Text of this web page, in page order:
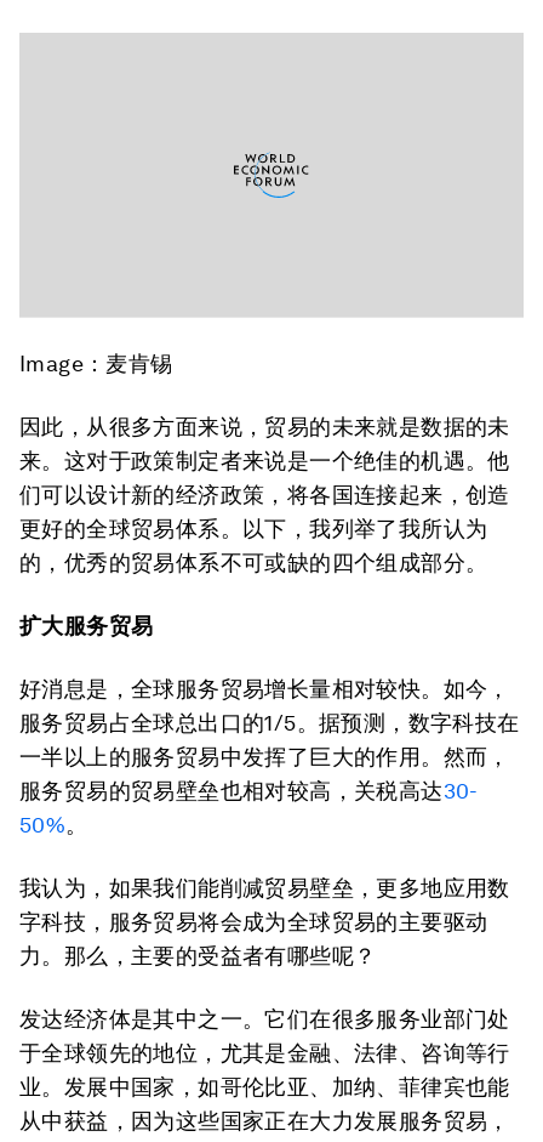
Image：麦肯锡
因此，从很多方面来说，贸易的未来就是数据的未
来。这对于政策制定者来说是一个绝佳的机遇。他
们可以设计新的经济政策，将各国连接起来，创造
更好的全球贸易体系。以下，我列举了我所认为
的，优秀的贸易体系不可或缺的四个组成部分。
扩大服务贸易
好消息是，全球服务贸易增长量相对较快。如今，
服务贸易占全球总出口的1/5。据预测，数字科技在
一半以上的服务贸易中发挥了巨大的作用。然而，
服务贸易的贸易壁垒也相对较高，关税高达30-
50%。
我认为，如果我们能削减贸易壁垒，更多地应用数
字科技，服务贸易将会成为全球贸易的主要驱动
力。那么，主要的受益者有哪些呢？
发达经济体是其中之一。它们在很多服务业部门处
于全球领先的地位，尤其是金融、法律、咨询等行
业。发展中国家，如哥伦比亚、加纳、菲律宾也能
从中获益，因为这些国家正在大力发展服务贸易，